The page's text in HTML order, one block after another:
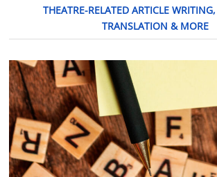
THEATRE-RELATED ARTICLE
TRANSLATION & MORE